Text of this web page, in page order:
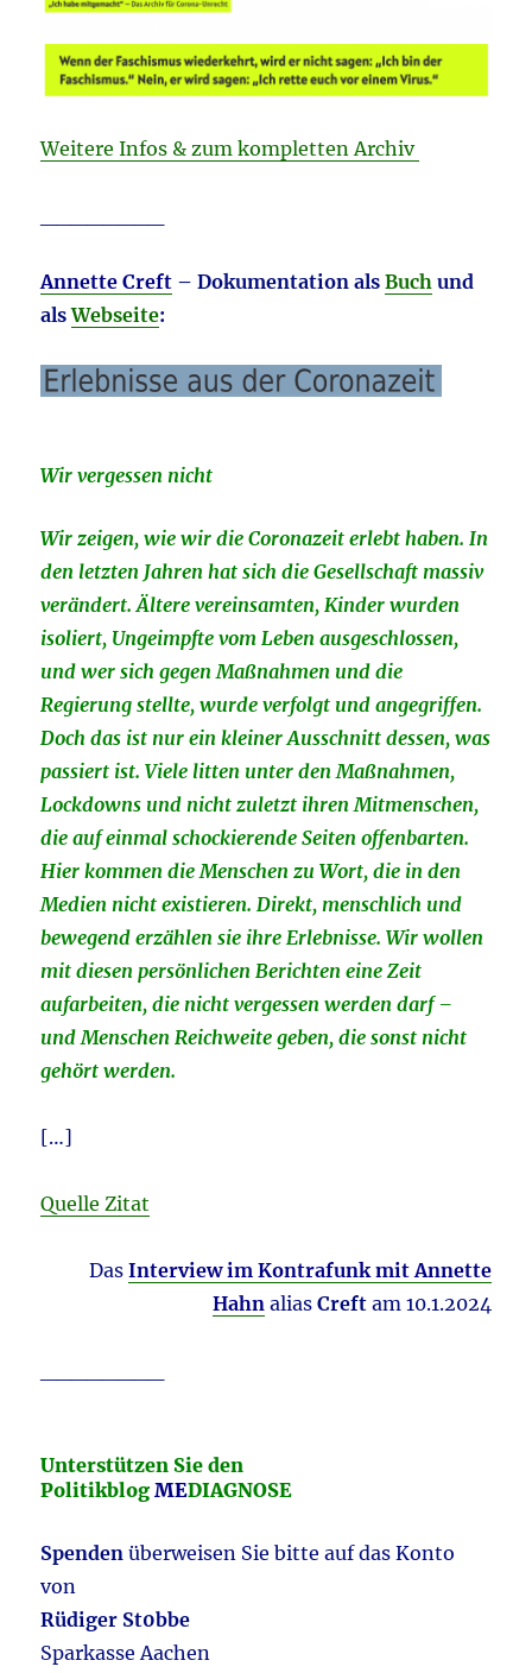
Weitere Infos & zum kompletten Archiv
Annette Creft – Dokumentation alsBuch und
alsWebseite:
Wir vergessen nicht
Wir zeigen, wie wir die Coronazeit erlebt haben. In
den letzten Jahren hat sich die Gesellschaft massiv
verändert. Ältere vereinsamten, Kinder wurden
isoliert, Ungeimpfte vom Leben ausgeschlossen,
und wer sich gegen Maßnahmen und die
Regierung stellte, wurde verfolgt und angegriffen.
Doch das ist nur ein kleiner Ausschnitt dessen, was
passiert ist. Viele litten unter den Maßnahmen,
Lockdowns und nicht zuletzt ihren Mitmenschen,
die auf einmal schockierende Seiten offenbarten.
Hier kommen die Menschen zu Wort, die in den
Medien nicht existieren. Direkt, menschlich und
bewegend erzählen sie ihre Erlebnisse. Wir wollen
mit diesen persönlichen Berichten eine Zeit
aufarbeiten, die nicht vergessen werden darf –
und Menschen Reichweite geben, die sonst nicht
gehört werden.
[…]
Quelle Zitat
Das Interview im Kontrafunk mit Annette
Hahnalias Creftam 10.1.2024
Unterstützen Sie den
PolitikblogMEDIAGNOSE
Spenden überweisen Sie bitte auf das Konto
von
Rüdiger St0bbe
Sparkasse Aachen